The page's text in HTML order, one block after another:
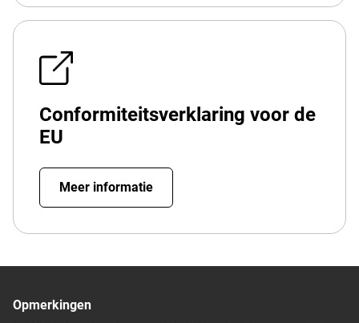
Conformiteitsverklaring voor de
EU
Meer informatie
Opmerkingen